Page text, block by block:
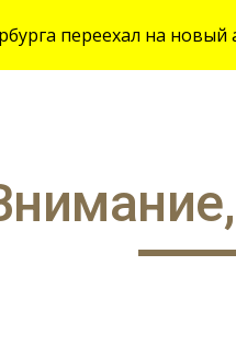
Skip
переехал на новый